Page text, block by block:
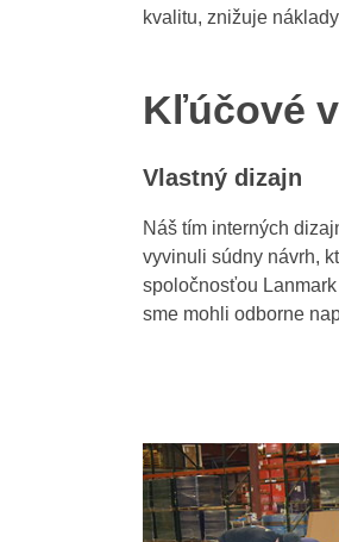
kvalitu, znižuje
Kľúčové
Vlastný dizajn
Náš tím interných
vyvinuli súdny návrh,
spoločnosťou
sme mohli odborne